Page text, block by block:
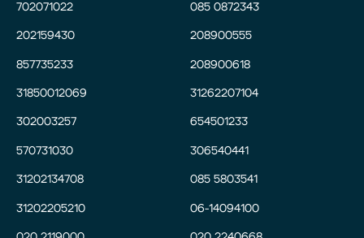
702071022
202159430
857735233
31850012069
302003257
570731030
31202134708
31202205210
085 0872343
208900555
208900618
31262207104
654501233
306540441
085 5803541
06-14094100